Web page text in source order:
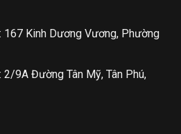
167 Kinh Dương Vương, Phường
2/9A Đường Tân Mỹ, Tân Phú,